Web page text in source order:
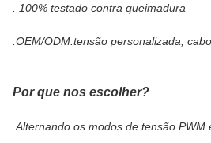
. 100% testado contra queimadura
.OEM/ODM:tensão personalizada,
Por que nos escolher?
.Alternando os modos de tensão